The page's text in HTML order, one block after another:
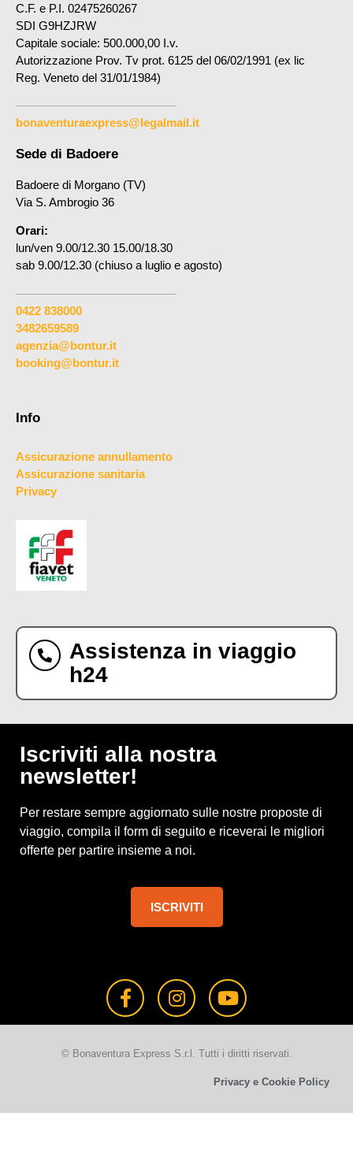
C.F. e P.I. 02475260267
SDI G9HZJRW
Capitale sociale: 500.000,00 I.v.
Autorizzazione Prov. Tv prot. 6125 del 06/02/1991 (ex lic
Reg. Veneto del 31/01/1984)
bonaventuraexpress@legalmail.it
Sede di Badoere
Badoere di Morgano (TV)
Via S. Ambrogio 36
Orari:
lun/ven 9.00/12.30 15.00/18.30
sab 9.00/12.30 (chiuso a luglio e agosto)
0422 838000
3482659589
agenzia@bontur.it
booking@bontur.it
Info
Assicurazione annullamento
Assicurazione sanitaria
Privacy
Assistenza in viaggio
h24
Iscriviti alla nostra
newsletter!
Per restare sempre aggiornato sulle nostre proposte di
viaggio, compila il form di seguito e riceverai le migliori
offerte per partire insieme a noi.
ISCRIVITI
© Bonaventura Express S.r.l. Tutti i diritti riservati.
Privacy e Cookie Policy